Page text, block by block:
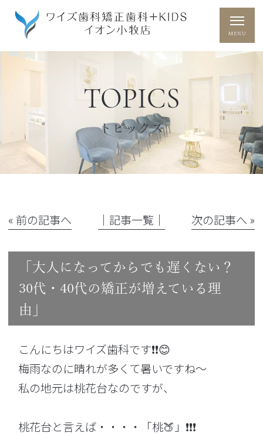
TOPICS
トピックス
« 前の記事へ │記事一覧│ 次の記事へ »
「大人になってからでも遅くない？
30代・40代の矯正が増えている理
由」
こんにちはワイズ歯科です❗❗😊
梅雨なのに晴れが多くて暑いですね～
私の地元は桃花台なのですが、
桃花台と言えば・・・・「桃🍑」❗❗❗